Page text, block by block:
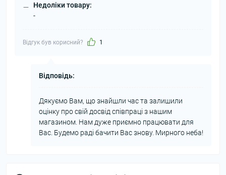
–
Недоліки товару:
-
Відгук був корисний? 1
Відповідь:
Дякуємо Вам, що знайшли час та залишили
оцінку про свій досвід співпраці з нашим
магазином. Нам дуже приємно працювати для
Вас. Будемо раді бачити Вас знову. Мирного неба!